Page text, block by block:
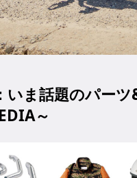
ま話題のパーツ
～